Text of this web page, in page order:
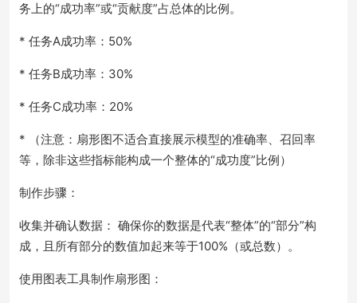
务上的“成功率”或“贡献度”占总体的比例。
* 任务A成功率：50%
* 任务B成功率：30%
* 任务C成功率：20%
* （注意：扇形图不适合直接展示模型的准确率、召回率
等，除非这些指标能构成一个整体的“成功度”比例）
制作步骤：
收集并确认数据： 确保你的数据是代表“整体”的“部分”构
成，且所有部分的数值加起来等于100%（或总数）。
使用图表工具制作扇形图：